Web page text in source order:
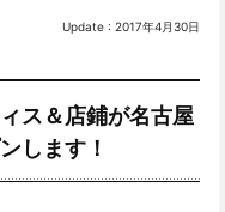
Update : 2017年4月30日
ス＆店鋪が名古屋
します！